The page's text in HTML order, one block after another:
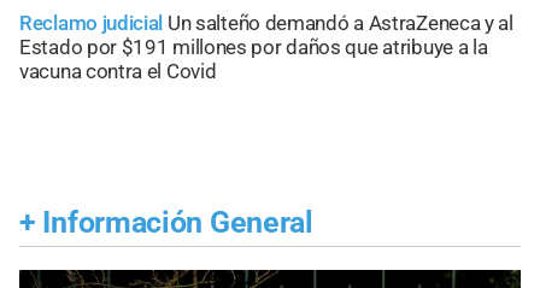
Reclamo judicial Un salteño demandó a AstraZeneca y al
Estado por $191 millones por daños que atribuye a la
vacuna contra el Covid
+ Información General